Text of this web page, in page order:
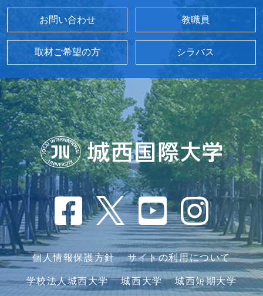
お問い合わせ 教職員
取材ご希望の方 シラバス
個人情報保護方針 サイトの利用について
学校法人城西大学 城西大学 城西短期大学